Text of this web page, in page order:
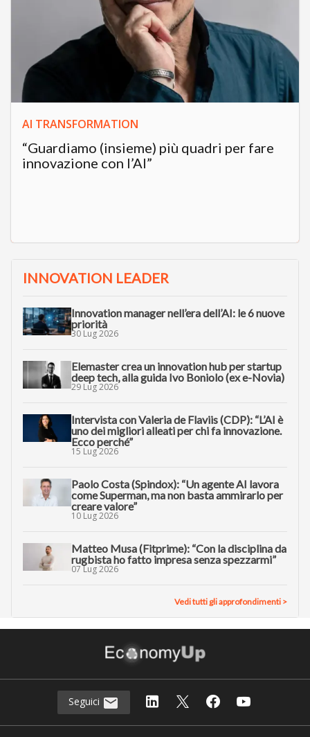
AI TRANSFORMATION
“Guardiamo (insieme) più quadri per fare
innovazione con l’AI”
INNOVATION LEADER
Innovation manager nell’era dell’AI: le 6 nuove
priorità
30 Lug 2026
Elemaster crea un innovation hub per startup
deep tech, alla guida Ivo Boniolo (ex e-Novia)
29 Lug 2026
Intervista con Valeria de Flaviis (CDP): “L’AI è
uno dei migliori alleati per chi fa innovazione.
Ecco perché”
15 Lug 2026
Paolo Costa (Spindox): “Un agente AI lavora
come Superman, ma non basta ammirarlo per
creare valore”
10 Lug 2026
Matteo Musa (Fitprime): “Con la disciplina da
rugbista ho fatto impresa senza spezzarmi”
07 Lug 2026
Vedi tutti gli approfondimenti >
Seguici